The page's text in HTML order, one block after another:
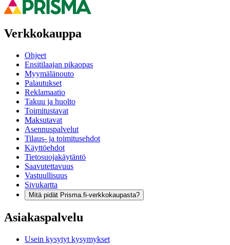
Verkkokauppa
Ohjeet
Ensitilaajan pikaopas
Myymälänouto
Palautukset
Reklamaatio
Takuu ja huolto
Toimitustavat
Maksutavat
Asennuspalvelut
Tilaus- ja toimitusehdot
Käyttöehdot
Tietosuojakäytäntö
Saavutettavuus
Vastuullisuus
Sivukartta
Mitä pidät Prisma.fi-verkkokaupasta?
Asiakaspalvelu
Usein kysytyt kysymykset